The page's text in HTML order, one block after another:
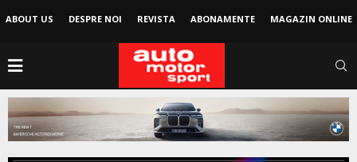
ABOUT US DESPRE NOI REVISTA ABONAMENTE MAGAZIN ONLINE